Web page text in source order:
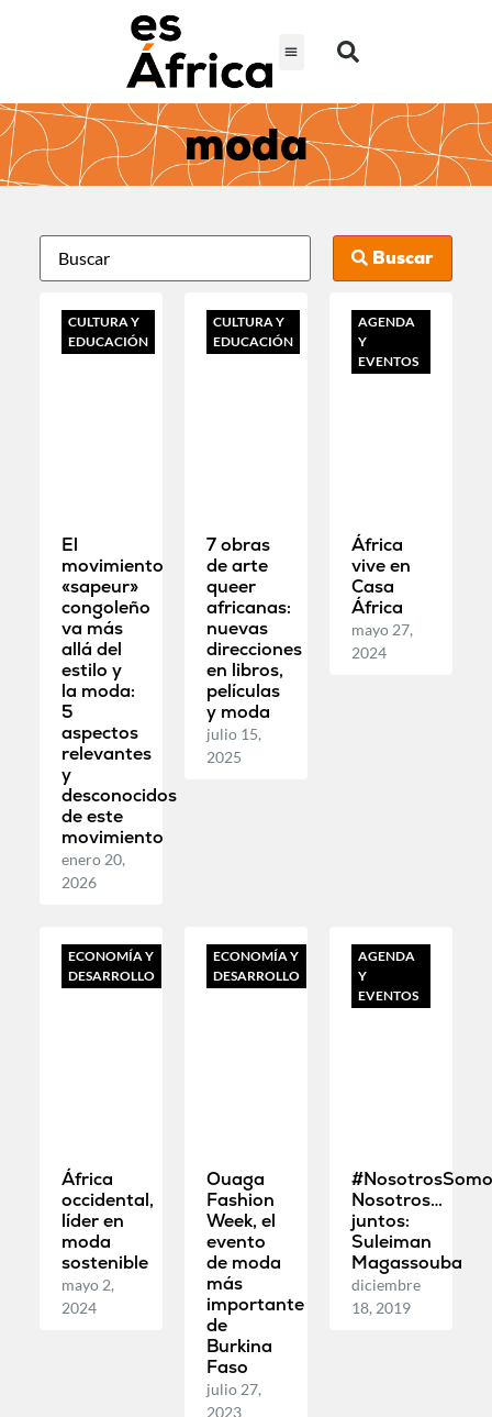
moda
Buscar
CULTURA Y
EDUCACIÓN
El
movimiento
«sapeur»
congoleño
va más
allá del
estilo y
la moda:
5
aspectos
relevantes
y
desconocidos
de este
movimiento
enero 20,
2026
CULTURA Y
EDUCACIÓN
7 obras
de arte
queer
africanas:
nuevas
direcciones
en libros,
películas
y moda
julio 15,
2025
AGENDA
Y
EVENTOS
África
vive en
Casa
África
mayo 27,
2024
ECONOMÍA Y
DESARROLLO
África
occidental,
líder en
moda
sostenible
mayo 2,
2024
ECONOMÍA Y
DESARROLLO
Ouaga
Fashion
Week, el
evento
de moda
más
importante
de
Burkina
Faso
julio 27,
2023
AGENDA
Y
EVENTOS
Nosotros…
juntos:
Suleiman
Magassouba
diciembre
18, 2019